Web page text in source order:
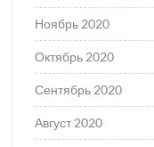
Ноябрь 2020
Октябрь 2020
Сентябрь 2020
Август 2020